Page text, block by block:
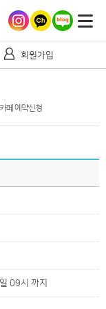
회원가입
페 예약신청
09시 까지